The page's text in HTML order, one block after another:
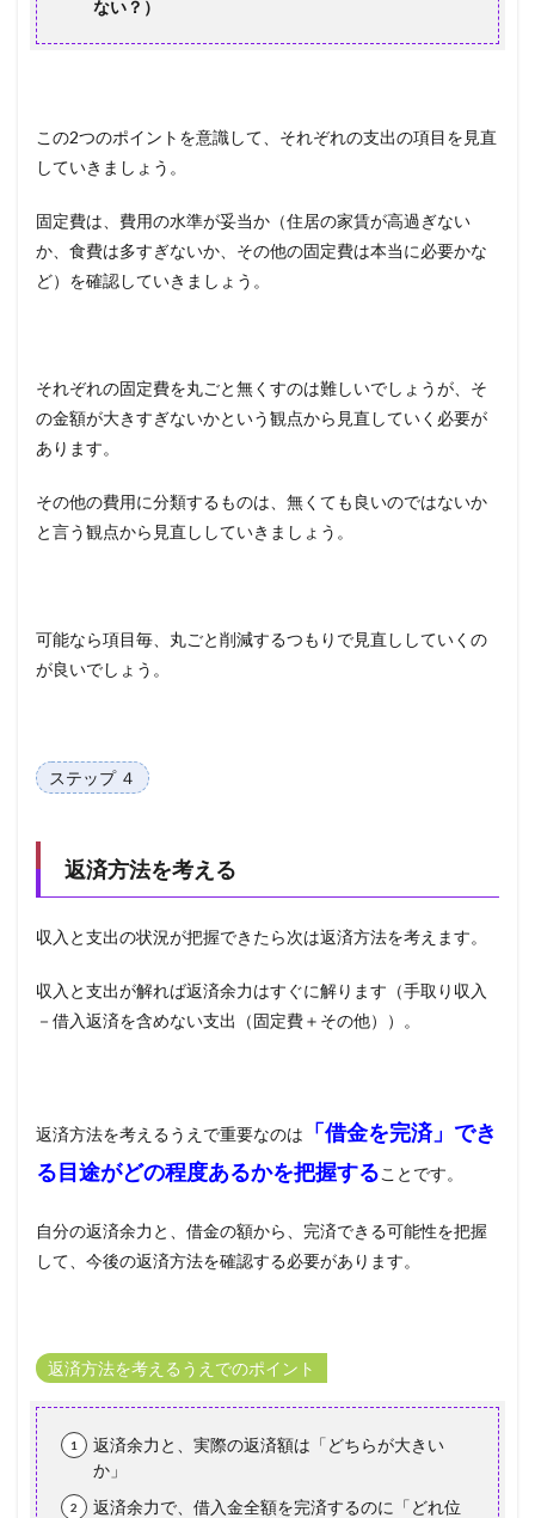
ない？）
この2つのポイントを意識して、それぞれの支出の項目を見直
していきましょう。
固定費は、費用の水準が妥当か（住居の家賃が高過ぎない
か、食費は多すぎないか、その他の固定費は本当に必要かな
ど）を確認していきましょう。
それぞれの固定費を丸ごと無くすのは難しいでしょうが、そ
の金額が大きすぎないかという観点から見直していく必要が
あります。
その他の費用に分類するものは、無くても良いのではないか
と言う観点から見直ししていきましょう。
可能なら項目毎、丸ごと削減するつもりで見直ししていくの
が良いでしょう。
ステップ ４
返済方法を考える
収入と支出の状況が把握できたら次は返済方法を考えます。
収入と支出が解れば返済余力はすぐに解ります（手取り収入
－借入返済を含めない支出（固定費＋その他））。
返済方法を考えるうえで重要なのは
「借金を完済」でき
る目途がどの程度あるかを把握することです。
自分の返済余力と、借金の額から、完済できる可能性を把握
して、今後の返済方法を確認する必要があります。
返済方法を考えるうえでのポイント
返済余力と、実際の返済額は「どちらが大きい
か」
返済余力で、借入金全額を完済するのに「どれ位